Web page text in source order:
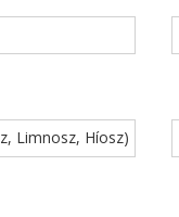
Limnosz, Híosz)